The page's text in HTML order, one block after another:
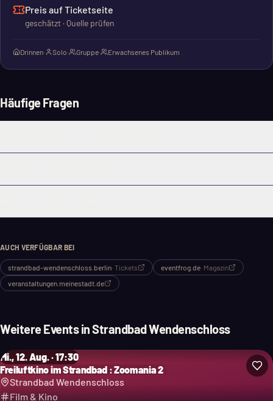
Preis auf Ticketseite
geschätzt · Quelle prüfen
Drinnen· Solo· Gruppe· Erwachsenes Publikum
Häufige Fragen
AUCH VERFÜGBAR BEI
strandbad-wendenschloss.berlin· Tickets eventfrog.de· Magazin
veranstaltungen.meinestadt.de
Weitere Events inStrandbad Wendenschloss
Mi., 12. Aug. · 17:30
Freiluftkino im Strandbad : Zoomania 2
Strandbad Wendenschloss
Film & Kino